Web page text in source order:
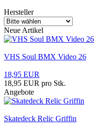
Hersteller
Neue Artikel
VHS Soul BMX Video 26
18,95 EUR
18,95 EUR pro Stk.
Angebote
Skatedeck Relic Griffin